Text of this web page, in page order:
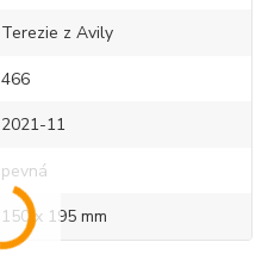
Terezie z Avily
466
2021-11
pevná
150 x 195 mm